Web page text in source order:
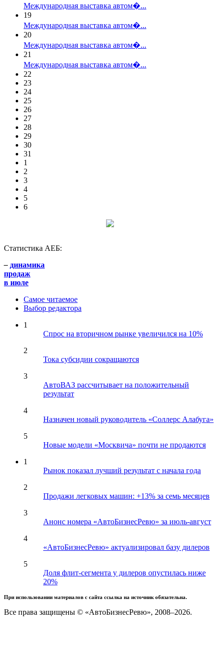
Международная выставка автом�...
19
Международная выставка автом�...
20
Международная выставка автом�...
21
Международная выставка автом�...
22
23
24
25
26
27
28
29
30
31
1
2
3
4
5
6
Статистика АЕБ:
– динамика
продаж
в июле
Самое читаемое
Выбор редактора
1
Спрос на вторичном рынке увеличился на 10%
2
Тока субсидии сокращаются
3
АвтоВАЗ рассчитывает на положительный
результат
4
Назначен новый руководитель «Соллерс Алабуга»
5
Новые модели «Москвича» почти не продаются
1
Рынок показал лучший результат с начала года
2
Продажи легковых машин: +13% за семь месяцев
3
Анонс номера «АвтоБизнесРевю» за июль-август
4
«АвтоБизнесРевю» актуализировал базу дилеров
5
Доля флит-сегмента у дилеров опустилась ниже
20%
При использовании материалов с сайта ссылка на источник обязательна.
Все права защищены © «АвтоБизнесРевю», 2008–2026.